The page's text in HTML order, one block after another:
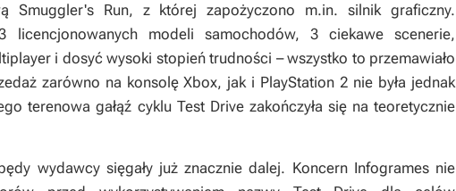
Smuggler's Run, z której zapożyczono m.in. silnik graficzny.
licencjonowanych modeli samochodów, 3 ciekawe scenerie,
i dosyć wysoki stopień trudności – wszystko to przemawiało
zarówno na konsolę Xbox, jak i PlayStation 2 nie była jednak
terenowa gałąź cyklu Test Drive zakończyła się na teoretycznie
wydawcy sięgały już znacznie dalej. Koncern Infogrames nie